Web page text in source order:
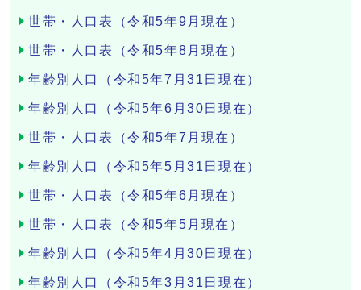
世帯・人口表（令和5年9月現在）
世帯・人口表（令和5年8月現在）
年齢別人口（令和5年7月31日現在）
年齢別人口（令和5年6月30日現在）
世帯・人口表（令和5年7月現在）
年齢別人口（令和5年5月31日現在）
世帯・人口表（令和5年6月現在）
世帯・人口表（令和5年5月現在）
年齢別人口（令和5年4月30日現在）
年齢別人口（令和5年3月31日現在）